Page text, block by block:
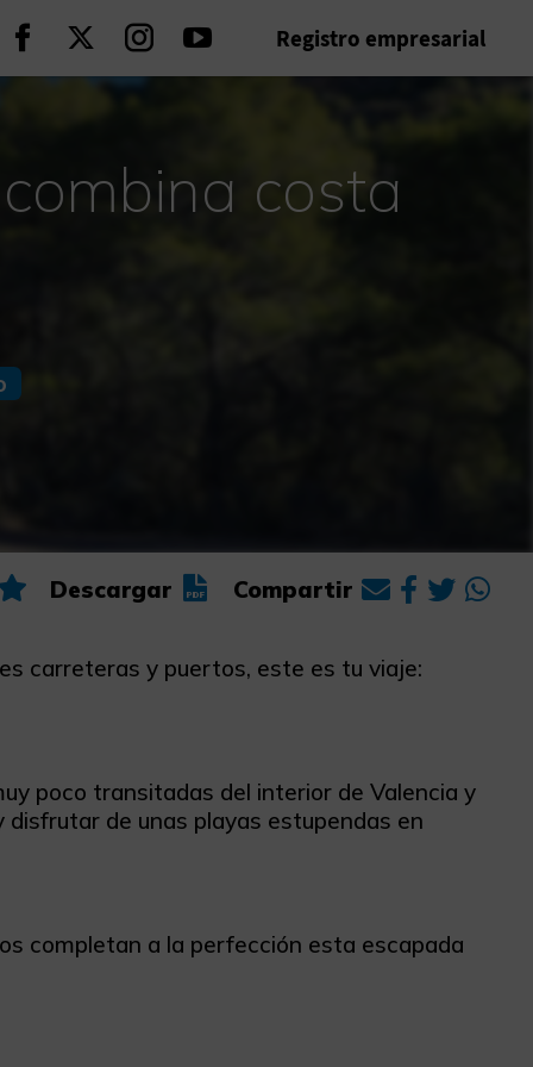
Seguir en Facebook
Seguir en Twitter
Seguir en Instagram
Seguir en Youtube
Registro empresarial
costa
Descargar Compartir
carreteras y puertos, este es tu viaje:
poco transitadas del interior de Valencia y
de unas playas estupendas en
completan a la perfección esta escapada